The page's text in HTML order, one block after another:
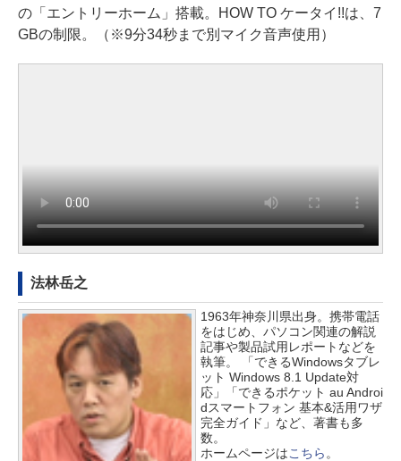
の「エントリーホーム」搭載。HOW TO ケータイ!!は、7
GBの制限。（※9分34秒まで別マイク音声使用）
法林岳之
1963年神奈川県出身。携帯電話
をはじめ、パソコン関連の解説
記事や製品試用レポートなどを
執筆。 「できるWindowsタブレ
ット Windows 8.1 Update対
応」「できるポケット au Androi
dスマートフォン 基本&活用ワザ
完全ガイド」など、著書も多
数。
ホームページはこちら 。